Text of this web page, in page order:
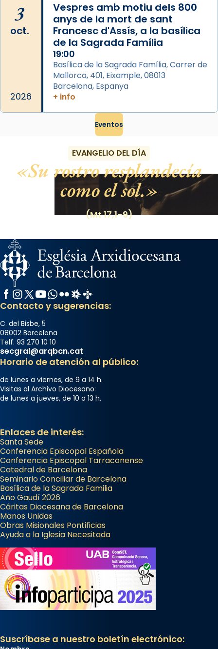
3
oct.
2026
Vespres amb motiu dels 800
anys de la mort de sant
Francesc d'Assís, a la basílica
de la Sagrada Família
19:00
Basílica de la Sagrada Família, Carrer de
Mallorca, 401, Eixample, 08013
Barcelona, Espanya
+ info
Eventos
EVANGELIO DEL DÍA
Su rostro resplandecía
como el sol.
(Mt 17,1-9)
Facebook
Instagram
X / Twitter
YouTube
WhatsApp
FlickrRadio Estel
Catalunya Cristiana
Contacto y sugerencias:
C. del Bisbe, 5
08002 Barcelona
Telf. 93 270 10 10
secgral@arqbcn.cat
Horario de atención al público:
de lunes a viernes, de 9 a 14 h.
Visitas al Archivo Diocesano:
de lunes a jueves, de 10 a 13 h.
Enlaces de interés:
Santa Sede
Conferencia Episcopal Española
Conferencia Episcopal Tarraconense
Catedral de Barcelona
Seminario Conciliar de Barcelona
Basílica de la Sagrada Familia
Año Gaudí 2026
Cáritas Diocesana de Barcelona
Manos Unidas
Obras Misionales Pontificias
Ayuda a la Iglesia Necesitada
Suscríbase a nuestro boletín electrónico: